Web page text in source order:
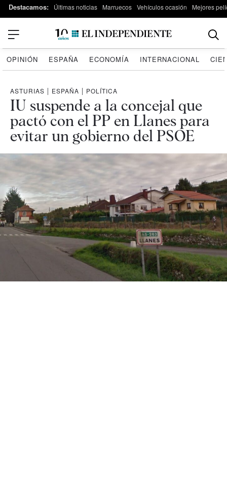
Destacamos: Últimas noticias Marruecos Vehículos ocasión Mejores
OPINIÓN ESPAÑA ECONOMÍA INTERNACIONAL
ASTURIAS | ESPAÑA | POLÍTICA
IU suspende a la concejal que
pactó con el PP en Llanes para
evitar un gobierno del PSOE